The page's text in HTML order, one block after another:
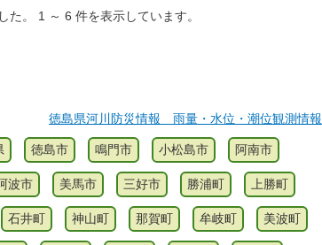
た。 1 ～ 6 件を表示しています。
徳島県河川防災情報 雨量・水位・潮位観測情報
徳島市 鳴門市 小松島市 阿南市
波市 美馬市 三好市 勝浦町 上勝町
石井町 神山町 那賀町 牟岐町 美波町